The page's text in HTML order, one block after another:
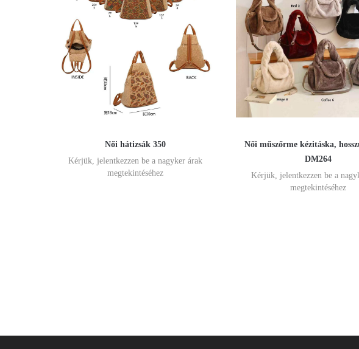
Női hátizsák 350
Kérjük, jelentkezzen be a nagyker árak
megtekintéséhez
Női műszőrme kézitáska,
DM264
Kérjük, jelentkezzen be a
megtekintéséhez